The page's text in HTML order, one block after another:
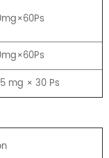
mg × 30 Ps